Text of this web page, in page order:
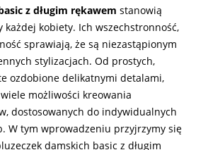
z długim rękawem stanowią
każdej kobiety. Ich wszechstronność,
sprawiają, że są niezastąpionym
stylizacjach. Od prostych,
ozdobione delikatnymi detalami,
możliwości kreowania
dostosowanych do indywidualnych
W tym wprowadzeniu przyjrzymy się
damskich basic z długim